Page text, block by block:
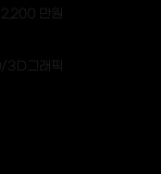
2,200 만원
3D그래픽